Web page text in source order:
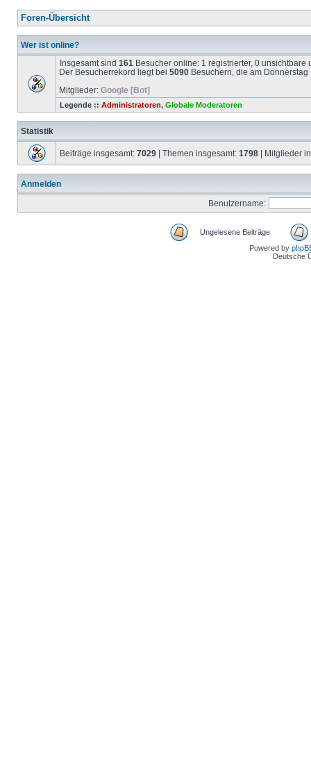
Foren-Übersicht
Wer ist online?
Insgesamt sind 161 Besucher online: 1 registrierter, 0
Der Besucherrekord liegt bei 5090 Besuchern, die am
Mitglieder: Google [Bot]
Legende :: Administratoren, Globale Moderatoren
Statistik
Beiträge insgesamt: 7029 | Themen insgesamt: 1798 | Mitglieder
Anmelden
Benutzername:
Ungelesene Beiträge
Powered by
Deutsche